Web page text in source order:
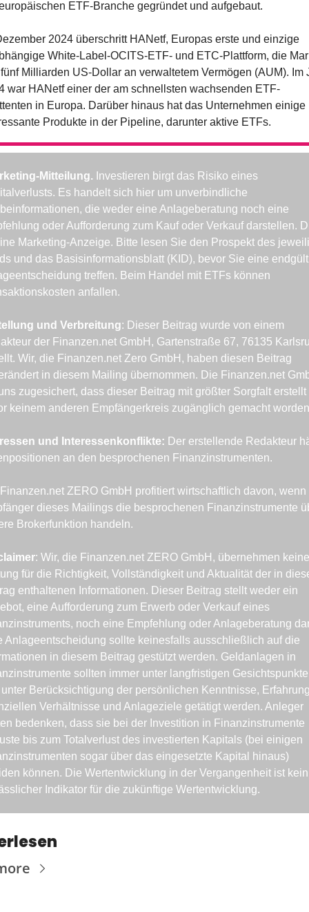
ETF-Branche gegründet und aufgebaut.
2024 überschritt HANetf, Europas erste und einzige
White-Label-OCITS-ETF- und ETC-Plattform, die
Milliarden US-Dollar an verwaltetem Vermögen (AUM). Im
war HANetf einer der am schnellsten wachsenden ETF-
in Europa. Darüber hinaus hat das Unternehmen einige
Produkte in der Pipeline, darunter aktive ETFs.
Mitteilung. Investieren birgt das Risiko eines
Es handelt sich hier um unverbindliche
die weder eine Anlageberatung noch eine
oder Aufforderung zum Kauf oder Verkauf darstellen.
Marketing-Anzeige. Bitte lesen Sie den Prospekt des
und das Basisinformationsblatt (KID), bevor Sie eine
treffen. Beim Handel mit ETFs können
anfallen.
und Verbreitung: Dieser Beitrag wurde von einem
der Finanzen.net GmbH, Gartenstraße 67, 76135
Wir, die Finanzen.net Zero GmbH, haben diesen Beitrag
in diesem Mailing übernommen. Die Finanzen.net
zugesichert, dass dieser Beitrag mit größter Sorgfalt erstellt
keinem anderen Empfängerkreis zugänglich gemacht
und Interessenkonflikte: Der erstellende Redakteur
an den besprochenen Finanzinstrumenten.
ZERO GmbH profitiert wirtschaftlich davon, wenn
dieses Mailings die besprochenen Finanzinstrumente
Brokerfunktion handeln.
: Wir, die Finanzen.net ZERO GmbH, übernehmen keine
für die Richtigkeit, Vollständigkeit und Aktualität der in
enthaltenen Informationen. Dieser Beitrag stellt weder ein
eine Aufforderung zum Erwerb oder Verkauf eines
noch eine Empfehlung oder Anlageberatung
Anlageentscheidung sollte keinesfalls ausschließlich auf die
in diesem Beitrag gestützt werden. Geldanlagen in
sollten immer unter langfristigen
Berücksichtigung der persönlichen Kenntnisse,
Verhältnisse und Anlageziele getätigt werden. Anleger
bedenken, dass sie bei der Investition in Finanzinstrumente
bis zum Totalverlust des investierten Kapitals (bei einigen
sogar über das eingesetzte Kapital hinaus)
können. Die Wertentwicklung in der Vergangenheit ist kein
Indikator für die zukünftige Wertentwicklung.